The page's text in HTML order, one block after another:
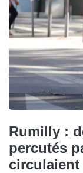
Rumilly :
percutés